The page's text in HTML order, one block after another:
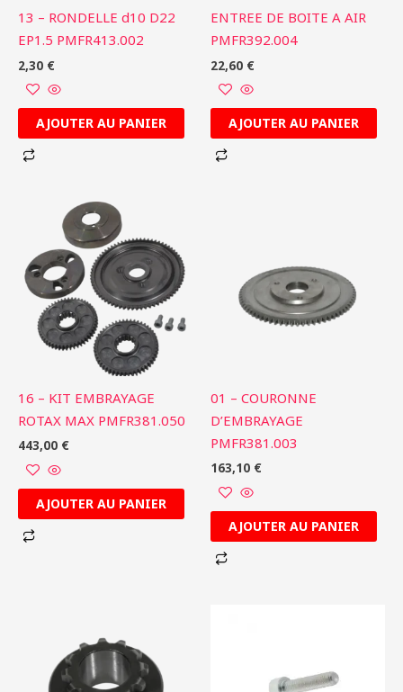
13 – RONDELLE d10 D22
EP1.5 PMFR413.002
2,30 €
AJOUTER AU PANIER
ENTREE DE BOITE A AIR
PMFR392.004
22,60 €
AJOUTER AU PANIER
16 – KIT EMBRAYAGE
ROTAX MAX PMFR381.050
443,00 €
AJOUTER AU PANIER
01 – COURONNE
D’EMBRAYAGE
PMFR381.003
163,10 €
AJOUTER AU PANIER
plusieurs